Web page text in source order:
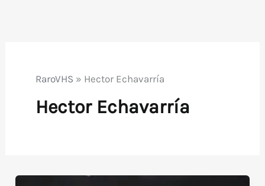
RaroVHS » Hector Echavarría
Hector Echavarría